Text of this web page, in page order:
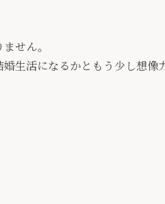
せん。
生活になるかともう少し想像